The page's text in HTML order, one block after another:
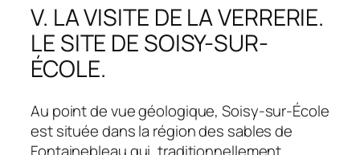
V. LA VISITE DE LA VERRERIE.
LE SITE DE SOISY-SUR-
ÉCOLE.
Au point de vue géologique, Soisy-sur-École
est située dans la région des sables de